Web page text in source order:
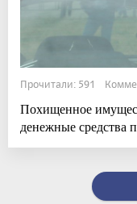
Прочитали: 591
Похищенное
денежные средства